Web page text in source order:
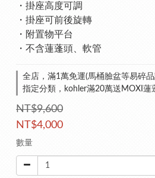
・掛座高度可調
・掛座可前後旋轉
・附置物平台
・不含蓮蓬頭、軟管
全店，滿1萬免運(馬桶臉盆等易碎
指定分類，kohler滿20萬送MOXI蓮
NT$9,600
NT$4,000
數量